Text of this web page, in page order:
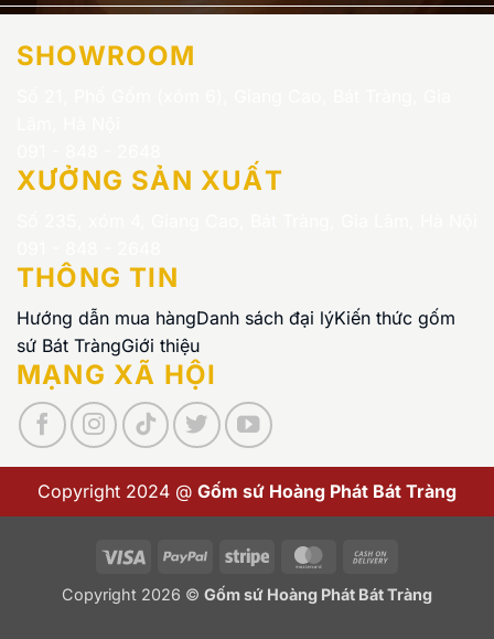
SHOWROOM
XƯỞNG SẢN XUẤT
THÔNG TIN
Hướng dẫn mua hàngDanh sách đại lýKiến thức gốm
sứ Bát TràngGiới thiệu
MẠNG XÃ HỘI
Copyright 2024 @ Gốm sứ Hoàng Phát Bát Tràng
Visa PayPal Stripe MasterCard
Delivery
Copyright 2026 © Gốm sứ Hoàng Phát Bát Tràng